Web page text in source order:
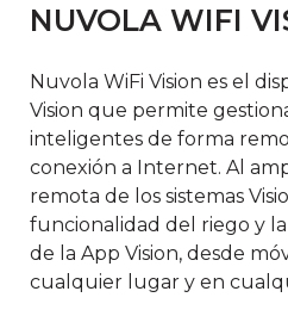
NUVOLA WIFI
Nuvola WiFi Vision es el
Vision que permite
inteligentes de forma
conexión a Internet. Al
remota de los sistemas
funcionalidad del riego y
de la App Vision, desde
cualquier lugar y en